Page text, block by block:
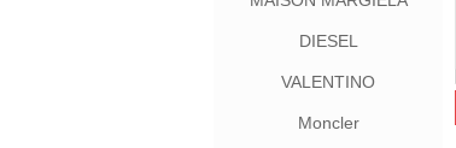
DIESEL
VALENTINO
Moncler